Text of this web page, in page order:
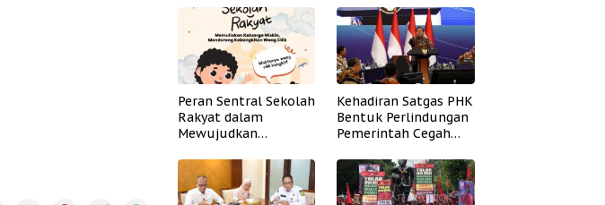
Peran Sentral Sekolah
Rakyat dalam
Mewujudkan
Kehadiran Satgas PHK
Bentuk Perlindungan
Pemerintah Cegah